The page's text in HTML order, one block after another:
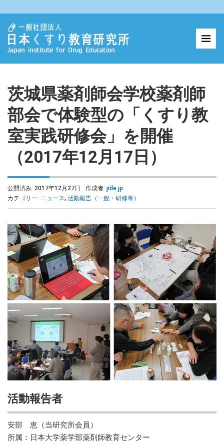
茨城県薬剤師会学校薬剤師
部会で体験型の「くすり教
室実践研修会」を開催
（2017年12月17日）
公開済み: 2017年12月27日 作成者: jide.jp
カテゴリー: ニュース, 活動報告（一般・研修等）
活動報告者
安部 恵（当研究所会員）
所属：日本大学薬学部薬剤師教育センター